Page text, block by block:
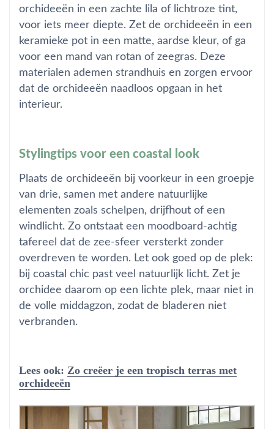
orchideeën in een zachte lila of lichtroze tint,
voor iets meer diepte. Zet de orchideeën in een
keramieke pot in een matte, aardse kleur, of ga
voor een mand van rotan of zeegras. Deze
materialen ademen strandhuis en zorgen ervoor
dat de orchideeën naadloos opgaan in het
interieur.
Stylingtips voor een coastal look
Plaats de orchideeën bij voorkeur in een groepje
van drie, samen met andere natuurlijke
elementen zoals schelpen, drijfhout of een
windlicht. Zo ontstaat een moodboard-achtig
tafereel dat de zee-sfeer versterkt zonder
overdreven te worden. Let ook goed op de plek:
bij coastal chic past veel natuurlijk licht. Zet je
orchidee daarom op een lichte plek, maar niet in
de volle middagzon, zodat de bladeren niet
verbranden.
Lees ook: Zo creëer je een tropisch terras met
orchideeën